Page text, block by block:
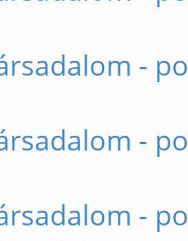
-
-
-